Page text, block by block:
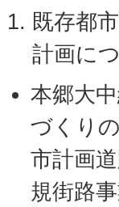
既存都
計画に
本郷大
づくり
市計画
規街路